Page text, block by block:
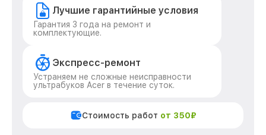
Лучшие гарантийные условия
Гарантия 3 года на ремонт и
комплектующие.
Экспресс-ремонт
Устраняем не сложные неисправности
ультрабуков Acer в течение суток.
Стоимость работ от 350₽